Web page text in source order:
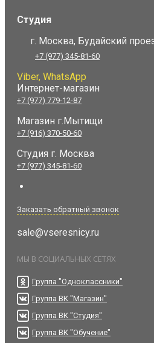
Студия
г. Москва, Будайский
+7 (977) 345-81-60
Viber, WhatsApp
Интернет-магазин
+7 (977) 779-12-87
Магазин г.Мытищи
+7 (916) 370-50-60
Студия г. Москва
+7 (977) 345-81-60
Заказать обратный звонок
sale@vseresnicy.ru
МЫ В СОЦИАЛЬНЫХ СЕТЯХ
Группа "Одноклассники"
Группа ВК "Магазин"
Группа ВК "Студия"
Группа ВК "Обучение"